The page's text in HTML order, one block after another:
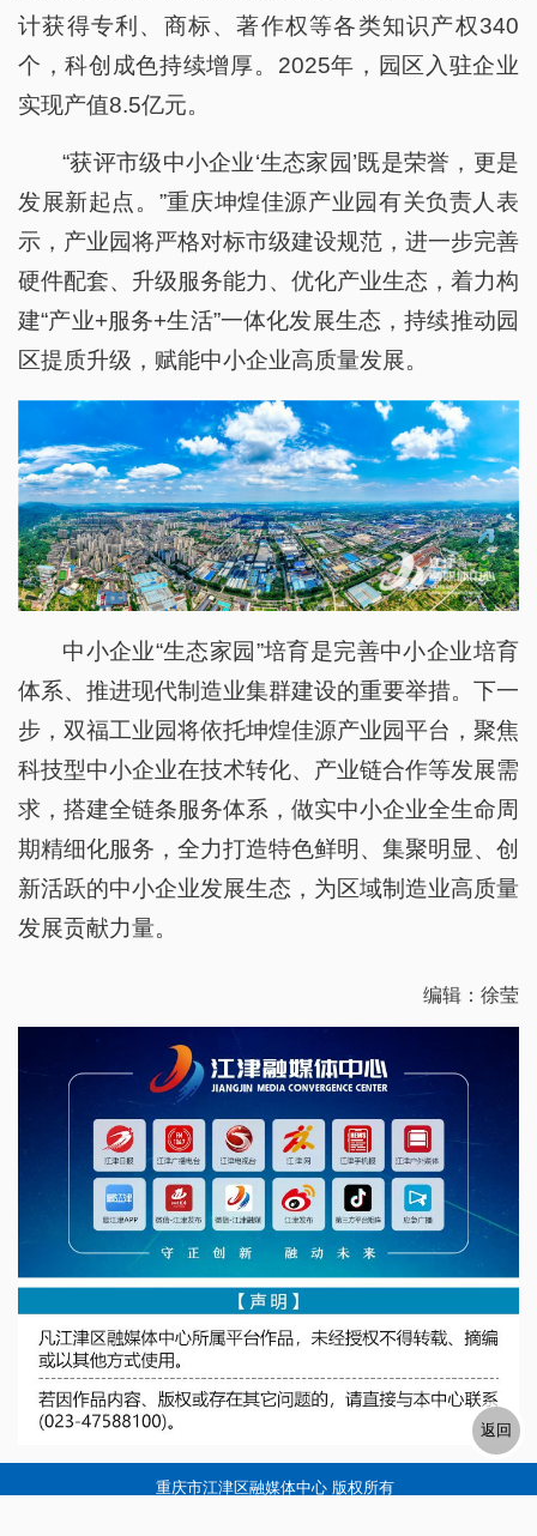
计获得专利、商标、著作权等各类知识产权340
个，科创成色持续增厚。2025年，园区入驻企业
实现产值8.5亿元。
“获评市级中小企业‘生态家园’既是荣誉，更是
发展新起点。”重庆坤煌佳源产业园有关负责人表
示，产业园将严格对标市级建设规范，进一步完善
硬件配套、升级服务能力、优化产业生态，着力构
建“产业+服务+生活”一体化发展生态，持续推动园
区提质升级，赋能中小企业高质量发展。
中小企业“生态家园”培育是完善中小企业培育
体系、推进现代制造业集群建设的重要举措。下一
步，双福工业园将依托坤煌佳源产业园平台，聚焦
科技型中小企业在技术转化、产业链合作等发展需
求，搭建全链条服务体系，做实中小企业全生命周
期精细化服务，全力打造特色鲜明、集聚明显、创
新活跃的中小企业发展生态，为区域制造业高质量
发展贡献力量。
编辑：徐莹
重庆市江津区融媒体中心 版权所有